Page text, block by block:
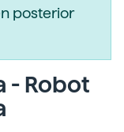
posterior
- Robot